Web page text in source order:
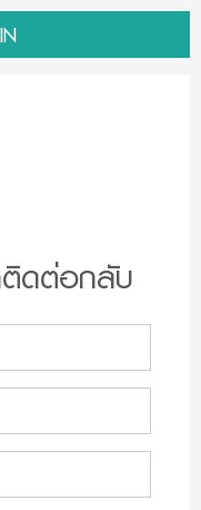
ติดต่อกลับ